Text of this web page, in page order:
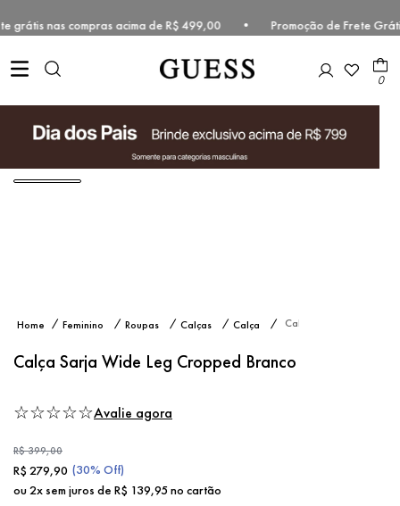
grátis nas compras acima de R$ 499,00 • Promoção de
0
Feminino Roupas Calças
Calça
Calça
Leg
Cropped
Calça Sarja Wide Leg Cropped Branco
☆☆☆☆☆Avalie agora
R$399,00
R$ 279,90 (30% Off)
ou2x sem juros de R$ 139,95no cartão